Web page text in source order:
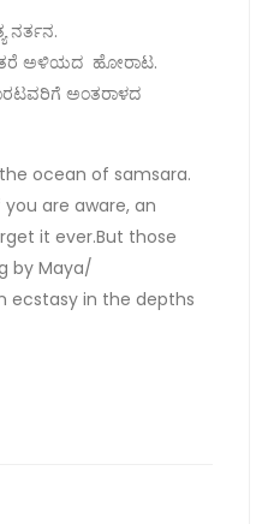
ನರ್ತನ.
ಅಳಿಯದ ಹೋರಾಟ.
ಅಂತರಾಳದ
ocean of samsara.
are aware, an
it ever.But those
by Maya/
ecstasy in the depths